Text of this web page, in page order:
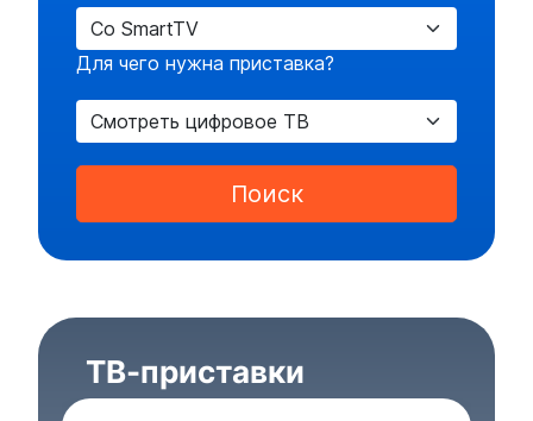
Для чего нужна приставка?
Поиск
ТВ-приставки